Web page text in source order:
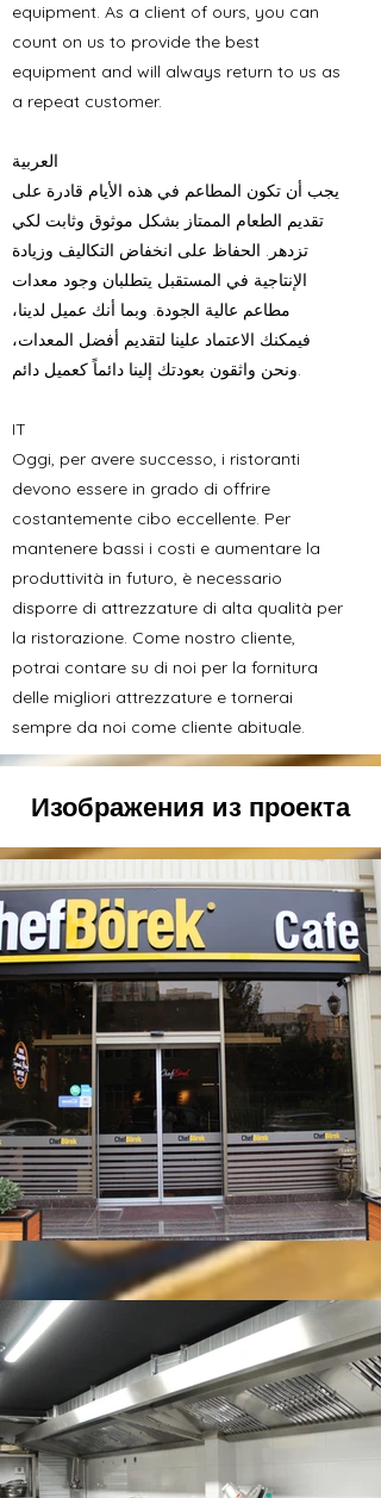
equipment. As a client of ours, you can
count on us to provide the best
equipment and will always return to us as
a repeat customer.
العربية
يجب أن تكون المطاعم في هذه الأيام قادرة على
تقديم الطعام الممتاز بشكل موثوق وثابت لكي
تزدهر. الحفاظ على انخفاض التكاليف وزيادة
الإنتاجية في المستقبل يتطلبان وجود معدات
مطاعم عالية الجودة. وبما أنك عميل لدينا،
فيمكنك الاعتماد علينا لتقديم أفضل المعدات،
ونحن واثقون بعودتك إلينا دائماً كعميل دائم.
IT
Oggi, per avere successo, i ristoranti
devono essere in grado di offrire
costantemente cibo eccellente. Per
mantenere bassi i costi e aumentare la
produttività in futuro, è necessario
disporre di attrezzature di alta qualità per
la ristorazione. Come nostro cliente,
potrai contare su di noi per la fornitura
delle migliori attrezzature e tornerai
sempre da noi come cliente abituale.
Изображения из проекта